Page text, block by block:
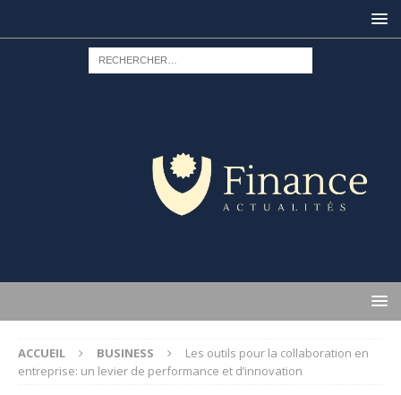
ACCUEIL BUSINESS
Les outils pour la collaboration en
entreprise: un levier de performance et d’innovation